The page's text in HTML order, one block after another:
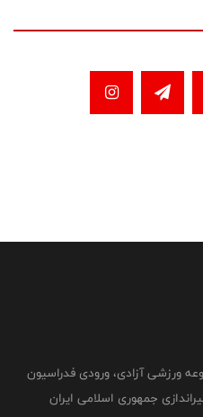
ورزشی آزادی، ورودی فدراسیون
جمهوری اسلامی ایران